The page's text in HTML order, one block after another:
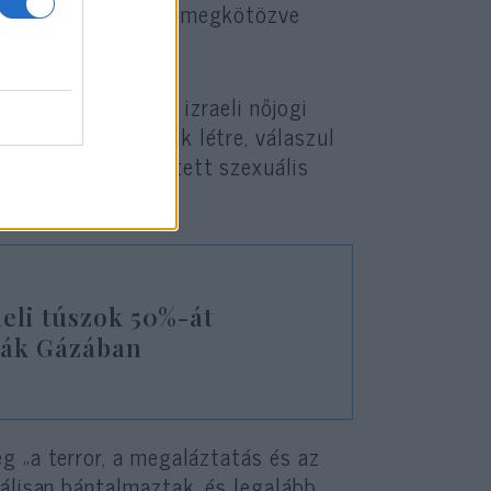
meztelenül és megkötözve
egy független izraeli nőjogi
követően hoztak létre, válaszul
az aznap elkövetett szexuális
túszok 50%-át
Gázában
„a terror, a megaláztatás és az